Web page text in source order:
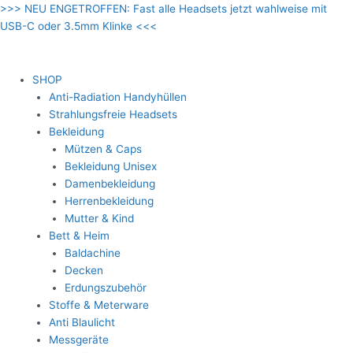
Zum
Inhalt
>>> NEU ENGETROFFEN: Fast alle Headsets jetzt wahlweise mit
USB-C oder 3.5mm Klinke <<<
SHOP
Anti-Radiation Handyhüllen
Strahlungsfreie Headsets
Bekleidung
Mützen & Caps
Bekleidung Unisex
Damenbekleidung
Herrenbekleidung
Mutter & Kind
Bett & Heim
Baldachine
Decken
Erdungszubehör
Stoffe & Meterware
Anti Blaulicht
Messgeräte